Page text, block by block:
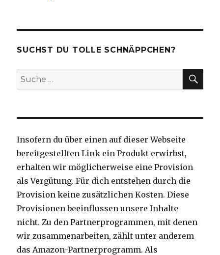
SUCHST DU TOLLE SCHNÄPPCHEN?
Suche
nach:
Insofern du über einen auf dieser Webseite
bereitgestellten Link ein Produkt erwirbst,
erhalten wir möglicherweise eine Provision
als Vergütung. Für dich entstehen durch die
Provision keine zusätzlichen Kosten. Diese
Provisionen beeinflussen unsere Inhalte
nicht. Zu den Partnerprogrammen, mit denen
wir zusammenarbeiten, zählt unter anderem
das Amazon-Partnerprogramm. Als